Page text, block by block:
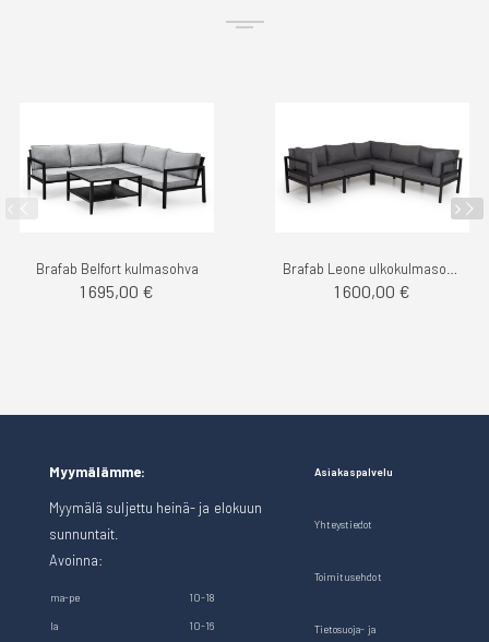
Brafab Belfort kulmasohva
1 695,00 € 1 600,00 €
Myymälämme:
Myymälä suljettu heinä- ja elokuun
sunnuntait.
Avoinna:
ma-pe 10-18
la 10-16
Asiakaspalvelu
Yhteystiedot
Toimitusehdot
Tietosuoja- ja